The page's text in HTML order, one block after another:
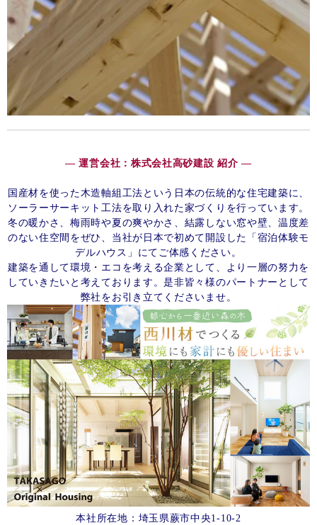
― 運営会社：株式会社高砂建設 紹介 ―
国産材を使った木造軸組工法という日本の伝統的な住宅建築に、
ソーラーサーキット工法を取り入れた家づくりを行っています。
冬の暖かさ、梅雨時や夏の爽やかさ、結露しない窓や壁、温度差
のない住空間をぜひ、当社が日本で初めて開設した「宿泊体験モ
デルハウス」にてご体感ください。
建築を通して環境・エコを考える企業として、より一層の努力を
していきたいと考えております。是非皆々様のパートナーとして
弊社をお引き立てくださいませ。
本社所在地：埼玉県蕨市中央1-10-2